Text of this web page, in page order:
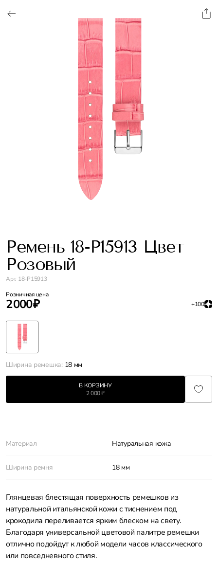
Ремень 18-P15913 Цвет
Розовый
Арт. 18-P15913
Ширина ремешка: 18 мм
Розничная цена
2 000 ₽ +100
В КОРЗИНУ
2 000 ₽
Глянцевая блестящая поверхность ремешков из
натуральной итальянской кожи с тиснением под
крокодила переливается ярким блеском на свету.
Благодаря универсальной цветовой палитре ремешки
отлично подойдут к любой модели часов классического
или повседневного стиля.
Материал Натуральная кожа
Ширина ремня 18 мм